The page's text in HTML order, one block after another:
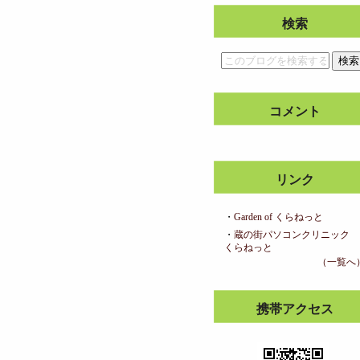
検索
コメント
リンク
・Garden of くらねっと
・蔵の街パソコンクリニック
くらねっと
（一覧へ
携帯アクセス